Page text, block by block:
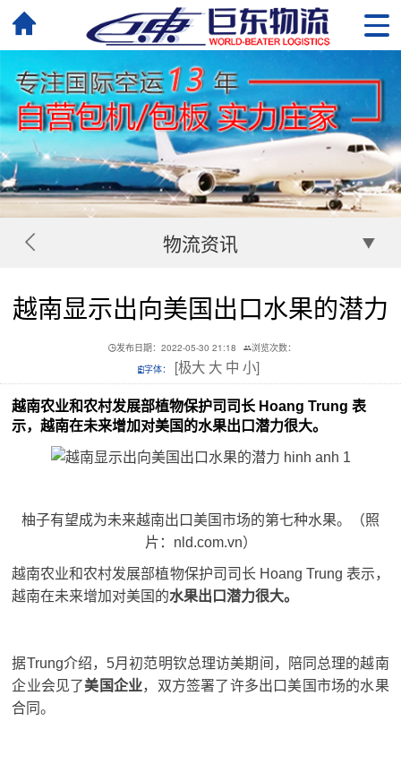
物流资讯
越南显示出向美国出口水果的潜力
发布日期：2022-05-30 21:18
浏览次数：
字体：
[极大 大 中 小]
越南农业和农村发展部植物保护司司长 Hoang Trung 表
示，越南在未来增加对美国的水果出口潜力很大。
柚子有望成为未来越南出口美国市场的第七种水果。
（照
片：nld.com.vn）
越南农业和农村发展部植物保护司司长 Hoang Trung 表示，
越南在未来增加对美国的水果出口潜力很大。
据Trung介绍，5月初范明钦总理访美期间，陪同总理的越南
企业会见了美国企业，双方签署了许多出口美国市场的水果
合同。